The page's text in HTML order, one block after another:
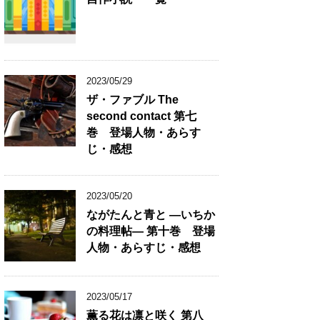
2023/05/29
ザ・ファブル The
second contact 第七
巻 登場人物・あらす
じ・感想
2023/05/20
ながたんと青と ―いちか
の料理帖― 第十巻 登場
人物・あらすじ・感想
2023/05/17
薫る花は凛と咲く 第八